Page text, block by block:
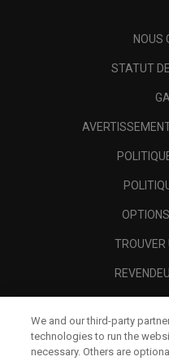
NOUS
STATUT
TROUVER
A
We and our third-party
technologies to run the
necessary. Others are